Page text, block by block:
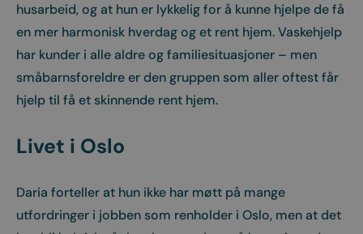
husarbeid, og at hun er lykkelig for å kunne hjelpe de få
en mer harmonisk hverdag og et rent hjem. Vaskehjelp
har kunder i alle aldre og familiesituasjoner – men
småbarnsforeldre er den gruppen som aller oftest får
hjelp til få et skinnende rent hjem.
Livet i Oslo
Daria forteller at hun ikke har møtt på mange
utfordringer i jobben som renholder i Oslo, men at det